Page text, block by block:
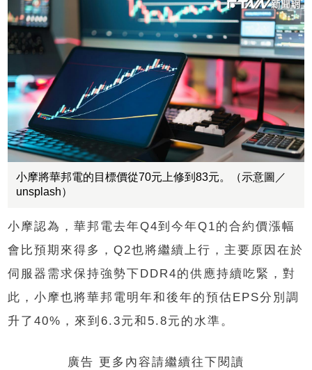
小摩將華邦電的目標價從70元上修到83元。（示意圖／
unsplash）
小摩認為，華邦電去年Q4到今年Q1的合約價漲幅
會比預期來得多，Q2也將繼續上行，主要原因在於
伺服器需求保持強勢下DDR4的供應持續吃緊，對
此，小摩也將華邦電明年和後年的預估EPS分別調
升了40%，來到6.3元和5.8元的水準。
廣告 更多內容請繼續往下閱讀